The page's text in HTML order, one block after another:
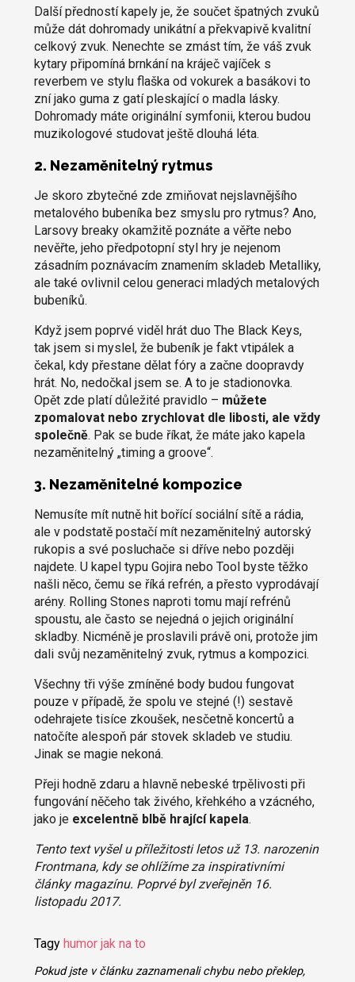
Další předností kapely je, že součet špatných zvuků
může dát dohromady unikátní a překvapivě kvalitní
celkový zvuk. Nenechte se zmást tím, že váš zvuk
kytary připomíná brnkání na kráječ vajíček s
reverbem ve stylu flaška od vokurek a basákovi to
zní jako guma z gatí pleskající o madla lásky.
Dohromady máte originální symfonii, kterou budou
muzikologové studovat ještě dlouhá léta.
2. Nezaměnitelný rytmus
Je skoro zbytečné zde zmiňovat nejslavnějšího
metalového bubeníka bez smyslu pro rytmus? Ano,
Larsovy breaky okamžitě poznáte a věřte nebo
nevěřte, jeho předpotopní styl hry je nejenom
zásadním poznávacím znamením skladeb Metalliky,
ale také ovlivnil celou generaci mladých metalových
bubeníků.
Když jsem poprvé viděl hrát duo The Black Keys,
tak jsem si myslel, že bubeník je fakt vtipálek a
čekal, kdy přestane dělat fóry a začne doopravdy
hrát. No, nedočkal jsem se. A to je stadionovka.
Opět zde platí důležité pravidlo – můžete
zpomalovat nebo zrychlovat dle libosti, ale vždy
společně. Pak se bude říkat, že máte jako kapela
nezaměnitelný „timing a groove“.
3. Nezaměnitelné kompozice
Nemusíte mít nutně hit bořící sociální sítě a rádia,
ale v podstatě postačí mít nezaměnitelný autorský
rukopis a své posluchače si dříve nebo později
najdete. U kapel typu Gojira nebo Tool byste těžko
našli něco, čemu se říká refrén, a přesto vyprodávají
arény. Rolling Stones naproti tomu mají refrénů
spoustu, ale často se nejedná o jejich originální
skladby. Nicméně je proslavili právě oni, protože jim
dali svůj nezaměnitelný zvuk, rytmus a kompozici.
Všechny tři výše zmíněné body budou fungovat
pouze v případě, že spolu ve stejné (!) sestavě
odehrajete tisíce zkoušek, nesčetně koncertů a
natočíte alespoň pár stovek skladeb ve studiu.
Jinak se magie nekoná.
Přeji hodně zdaru a hlavně nebeské trpělivosti při
fungování něčeho tak živého, křehkého a vzácného,
jako je excelentně blbě hrající kapela.
Tento text vyšel u příležitosti letos už 13. narozenin
Frontmana, kdy se ohlížíme za inspirativními
články magazínu. Poprvé byl zveřejněn 16.
listopadu 2017.
Tagy humor jak na to
Pokud jste v článku zaznamenali chybu nebo překlep,